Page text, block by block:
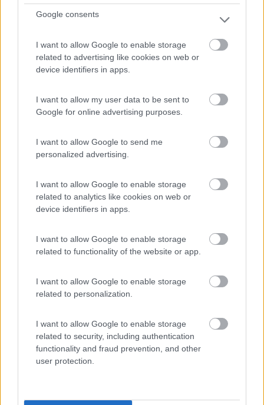
Google consents
I want to allow Google to enable storage
related to advertising like cookies on web or
device identifiers in apps.
I want to allow my user data to be sent to
Google for online advertising purposes.
I want to allow Google to send me
personalized advertising.
I want to allow Google to enable storage
related to analytics like cookies on web or
device identifiers in apps.
I want to allow Google to enable storage
related to functionality of the website or app.
I want to allow Google to enable storage
related to personalization.
I want to allow Google to enable storage
related to security, including authentication
functionality and fraud prevention, and other
user protection.
agricampe...
Valprato Soana (TO) - 97.5km
Agriturismo Tenuta Molino Taverna
7,5 2
Servizi / Posizione